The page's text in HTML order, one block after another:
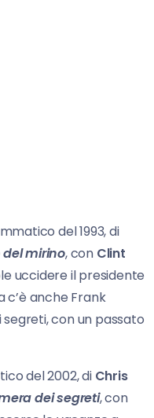
del 1993, di
delmirino, con Clint
uccidere il presidente
c’è anche Frank
con un passato
del 2002, di Chris
deisegreti, con